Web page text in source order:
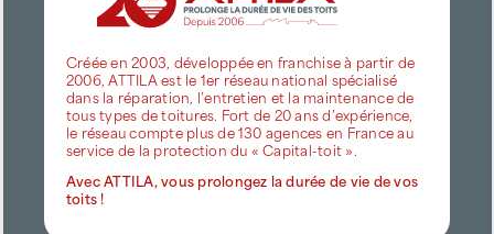
Créée en 2003, développée en franchise à partir de
2006, ATTILA est le 1er réseau national spécialisé
dans la réparation, l’entretien et la maintenance de
tous types de toitures. Fort de 20 ans d’expérience,
le réseau compte plus de 130 agences en France au
service de la protection du « Capital-toit ».
Avec ATTILA, vous prolongez la durée de vie de vos
toits !